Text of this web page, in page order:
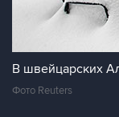
В швейцарских
Фото Reuters